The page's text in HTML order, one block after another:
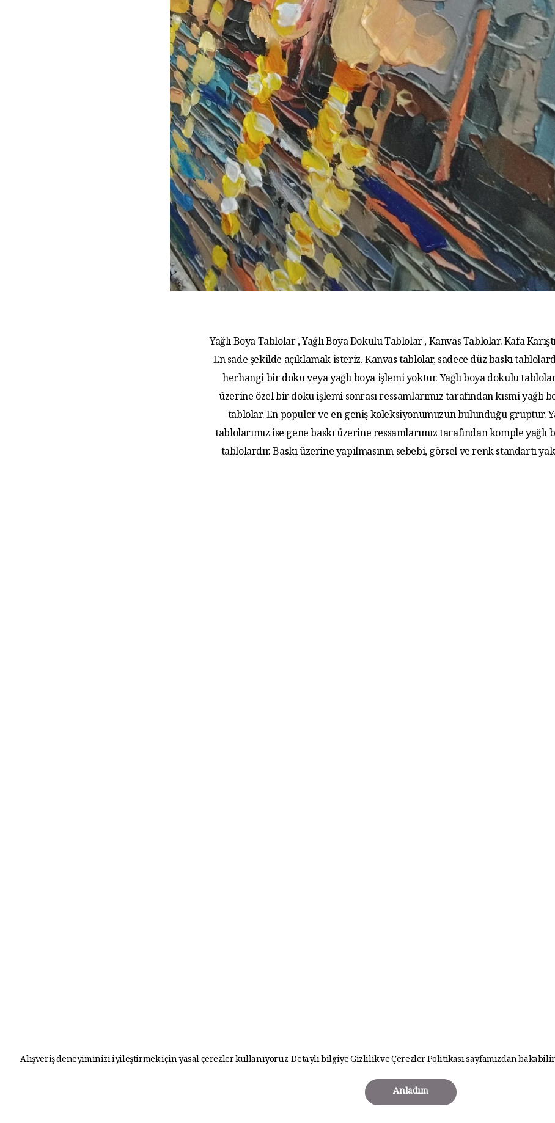
Alışveriş deneyiminizi iyileştirmek için yasal çerezler kullanıyoruz. Detaylı bilgiyeGizlilik ve Çerezler Politikasısayfamızdan
Anladım
Yağlı Boya Tablolar , Yağlı Boya Dokulu Tablolar , Kanvas Tablolar. Kafa
En sade şekilde açıklamak isteriz. Kanvas tablolar, sadece düz baskı
herhangi bir doku veya yağlı boya işlemi yoktur. Yağlı boya dokulu
üzerine özel bir doku işlemi sonrası ressamlarımız tarafından kısmi yağlı
tablolar. En populer ve en geniş koleksiyonumuzun bulunduğu gruptur.
tablolarımız ise gene baskı üzerine ressamlarımız tarafından komple yağlı
tablolardır. Baskı üzerine yapılmasının sebebi, görsel ve renk standartı